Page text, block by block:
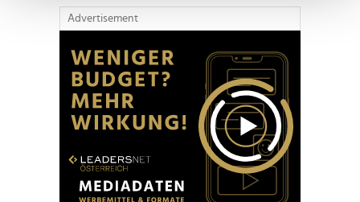
verarbeitet werden, und legen Sie Ihre Präferenzen im
Wir verwenden Cookies, um Inhalte und Anzeigen zu
personalisieren, Funktionen für soziale Medien anbieten
zu können und die Zugriffe auf unsere Website zu
analysieren. Außerdem geben wir Informationen zu Ihrer
Verwendung unserer Website an unsere Partner für
soziale Medien, Werbung und Analysen weiter. Unsere
Partner führen diese Informationen möglicherweise mit
Advertisement